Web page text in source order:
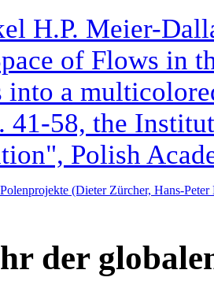
H.P. Meier-
of Flows in
into a
41-58, the
Polish
(Dieter Zürcher, Hans-
der